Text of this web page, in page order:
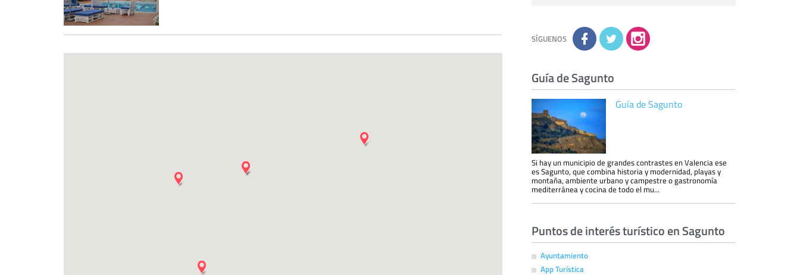
Derechos:tiene derecho a saber qué
información tenemos sobre usted, corregirla y
eliminarla, tal y como se explica en la
información adicional disponible en nuestra
la información adicional y detallada sobre cómo
tratamos sus datos en la
SÍGUENOS
Guía de Sagunto
Guía de Sagunto
Si hay un municipio de grandes contrastes en Valencia ese
es Sagunto, que combina historia y modernidad, playas y
montaña, ambiente urbano y campestre o gastronomía
mediterránea y cocina de todo el mu...
Puntos de interés turístico en Sagunto
Ayuntamiento
App Turística